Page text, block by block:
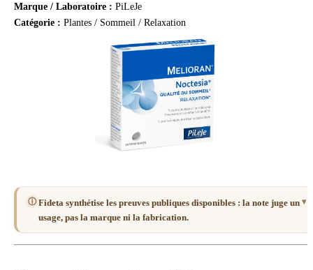
Marque / Laboratoire : PiLeJe
Catégorie : Plantes / Sommeil / Relaxation
ⓘ Fideta synthétise les preuves publiques disponibles : la note juge un
usage, pas la marque ni la fabrication.